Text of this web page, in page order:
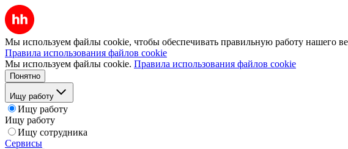
Мы используем файлы cookie, чтобы обеспечивать правильную работу нашего
Правила использования файлов cookie
Мы используем файлы cookie. Правила использования файлов cookie
Понятно
Ищу работу
Ищу работу
Ищу работу
Ищу сотрудника
Сервисы